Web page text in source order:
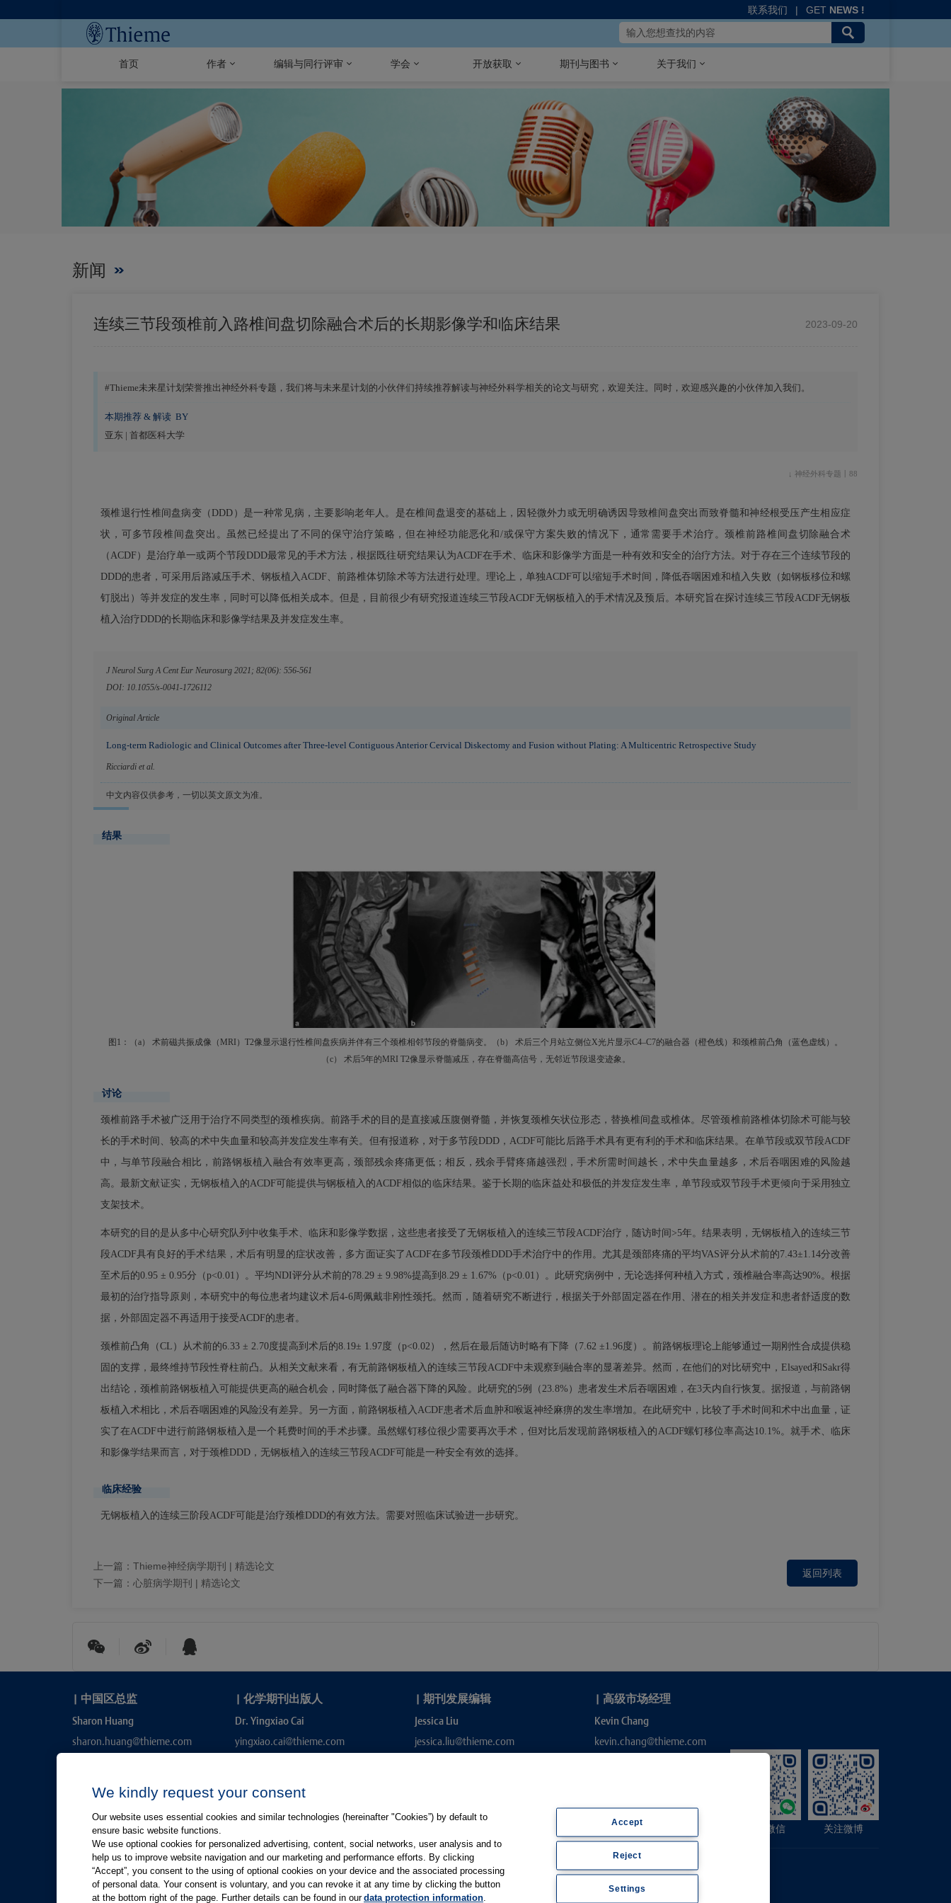
联系我们 | GET NEWS !
首页 作者 编辑与同行评审 学会 开放获取 期刊与图书 关于我们
新闻
连续三节段颈椎前入路椎间盘切除融合术后的长期影像学和临床结果 2023-09-20
#Thieme未来星计划荣誉推出神经外科专题，我们将与未来星计划的小伙伴们持续推荐解读与神经外科学相关的论文与研究，欢迎关注。同时，欢迎感兴趣的小伙伴加入我们。
本期推荐 & 解读 BY
亚东 | 首都医科大学
↓ 神经外科专题丨88
颈椎退行性椎间盘病变（DDD）是一种常见病，主要影响老年人。是在椎间盘退变的基础上，因轻微外力或无明确诱因导致椎间盘突出而致脊髓和神经根受压产生相应症
状，可多节段椎间盘突出。虽然已经提出了不同的保守治疗策略，但在神经功能恶化和/或保守方案失败的情况下，通常需要手术治疗。颈椎前路椎间盘切除融合术
（ACDF）是治疗单一或两个节段DDD最常见的手术方法，根据既往研究结果认为ACDF在手术、临床和影像学方面是一种有效和安全的治疗方法。对于存在三个连续节段的
DDD的患者，可采用后路减压手术、钢板植入ACDF、前路椎体切除术等方法进行处理。理论上，单独ACDF可以缩短手术时间，降低吞咽困难和植入失败（如钢板移位和螺
钉脱出）等并发症的发生率，同时可以降低相关成本。但是，目前很少有研究报道连续三节段ACDF无钢板植入的手术情况及预后。本研究旨在探讨连续三节段ACDF无钢板
植入治疗DDD的长期临床和影像学结果及并发症发生率。
J Neurol Surg A Cent Eur Neurosurg 2021; 82(06): 556-561
DOI: 10.1055/s-0041-1726112
Original Article
Long-term Radiologic and Clinical Outcomes after Three-level Contiguous Anterior Cervical Diskectomy and Fusion without Plating: A Multicentric Retrospective Study
Ricciardi et al.
中文内容仅供参考，一切以英文原文为准。
结果
图1：（a） 术前磁共振成像（MRI）T2像显示退行性椎间盘疾病并伴有三个颈椎相邻节段的脊髓病变。（b） 术后三个月站立侧位X光片显示C4–C7的融合器（橙色线）和颈椎前凸角（蓝色虚线）。
（c） 术后5年的MRI T2像显示脊髓减压，存在脊髓高信号，无邻近节段退变迹象。
讨论
颈椎前路手术被广泛用于治疗不同类型的颈椎疾病。前路手术的目的是直接减压腹侧脊髓，并恢复颈椎矢状位形态，替换椎间盘或椎体。尽管颈椎前路椎体切除术可能与较
长的手术时间、较高的术中失血量和较高并发症发生率有关。但有报道称，对于多节段DDD，ACDF可能比后路手术具有更有利的手术和临床结果。在单节段或双节段ACDF
中，与单节段融合相比，前路钢板植入融合有效率更高，颈部残余疼痛更低；相反，残余手臂疼痛越强烈，手术所需时间越长，术中失血量越多，术后吞咽困难的风险越
高。最新文献证实，无钢板植入的ACDF可能提供与钢板植入的ACDF相似的临床结果。鉴于长期的临床益处和极低的并发症发生率，单节段或双节段手术更倾向于采用独立
支架技术。
本研究的目的是从多中心研究队列中收集手术、临床和影像学数据，这些患者接受了无钢板植入的连续三节段ACDF治疗，随访时间>5年。结果表明，无钢板植入的连续三节
段ACDF具有良好的手术结果，术后有明显的症状改善，多方面证实了ACDF在多节段颈椎DDD手术治疗中的作用。尤其是颈部疼痛的平均VAS评分从术前的7.43±1.14分改善
至术后的0.95 ± 0.95分（p<0.01）。平均NDI评分从术前的78.29 ± 9.98%提高到8.29 ± 1.67%（p<0.01）。此研究病例中，无论选择何种植入方式，颈椎融合率高达90%。根据
最初的治疗指导原则，本研究中的每位患者均建议术后4-6周佩戴非刚性颈托。然而，随着研究不断进行，根据关于外部固定器在作用、潜在的相关并发症和患者舒适度的数
据，外部固定器不再适用于接受ACDF的患者。
颈椎前凸角（CL）从术前的6.33 ± 2.70度提高到术后的8.19± 1.97度（p<0.02），然后在最后随访时略有下降（7.62 ±1.96度）。前路钢板理论上能够通过一期刚性合成提供稳
固的支撑，最终维持节段性脊柱前凸。从相关文献来看，有无前路钢板植入的连续三节段ACDF中未观察到融合率的显著差异。然而，在他们的对比研究中，Elsayed和Sakr得
出结论，颈椎前路钢板植入可能提供更高的融合机会，同时降低了融合器下降的风险。此研究的5例（23.8%）患者发生术后吞咽困难，在3天内自行恢复。据报道，与前路钢
板植入术相比，术后吞咽困难的风险没有差异。另一方面，前路钢板植入ACDF患者术后血肿和喉返神经麻痹的发生率增加。在此研究中，比较了手术时间和术中出血量，证
实了在ACDF中进行前路钢板植入是一个耗费时间的手术步骤。虽然螺钉移位很少需要再次手术，但对比后发现前路钢板植入的ACDF螺钉移位率高达10.1%。就手术、临床
和影像学结果而言，对于颈椎DDD，无钢板植入的连续三节段ACDF可能是一种安全有效的选择。
临床经验
无钢板植入的连续三阶段ACDF可能是治疗颈椎DDD的有效方法。需要对照临床试验进一步研究。
上一篇： Thieme神经病学期刊 | 精选论文
下一篇： 心脏病学期刊 | 精选论文
返回列表
| 中国区总监
Sharon Huang
sharon.huang@thieme.com
| 化学期刊出版人
Dr. Yingxiao Cai
yingxiao.cai@thieme.com
| 期刊发展编辑
Jessica Liu
jessica.liu@thieme.com
| 高级市场经理
Kevin Chang
kevin.chang@thieme.com
关注微博
关注微信
有关Thieme图书翻译及版权业务，请联系：rights@thieme.de
We kindly request your consent
Our website uses essential cookies and similar technologies (hereinafter "Cookies”) by default to
ensure basic website functions.
We use optional cookies for personalized advertising, content, social networks, user analysis and to
help us to improve website navigation and our marketing and performance efforts. By clicking
“Accept”, you consent to the using of optional cookies on your device and the associated processing
of personal data. Your consent is voluntary, and you can revoke it at any time by clicking the button
at the bottom right of the page. Further details can be found in ourdata protection information.
Accept
Reject
Settings